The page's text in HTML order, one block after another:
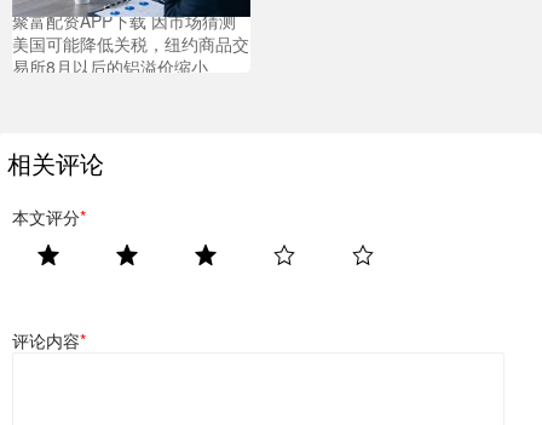
聚富配资APP下载 因市场猜测
美国可能降低关税，纽约商品交
易所8月以后的铝溢价缩小
相关评论
本文评分*
评论内容*